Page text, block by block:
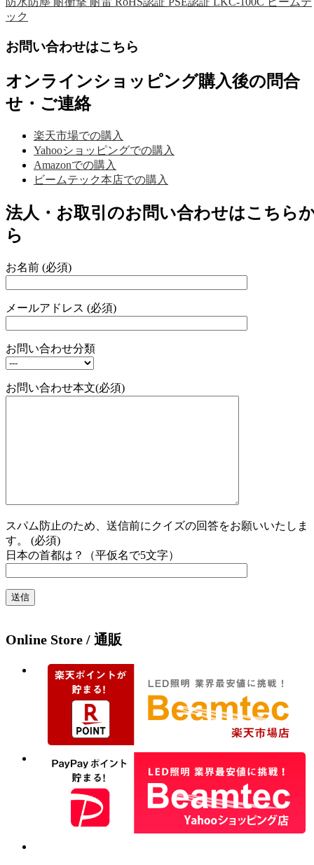
ック
お問い合わせはこちら
オンラインショッピング購入後の問合
せ・ご連絡
楽天市場での購入
Yahooショッピングでの購入
Amazonでの購入
ビームテック本店での購入
法人・お取引のお問い合わせはこちら
ら
お名前 (必須)
メールアドレス (必須)
お問い合わせ分類
お問い合わせ本文(必須)
スパム防止のため、送信前にクイズの回答をお願いいたしま
す。 (必須)
日本の首都は？（平仮名で5文字）
Online Store / 通販